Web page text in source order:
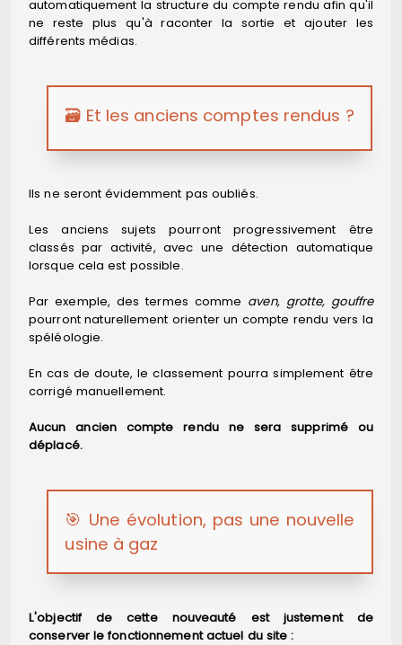
automatiquement la structure du compte rendu afin qu'il
ne reste plus qu'à raconter la sortie et ajouter les
différents médias.
🗃️ Et les anciens comptes rendus ?
Ils ne seront évidemment pas oubliés.
Les anciens sujets pourront progressivement être
classés par activité, avec une détection automatique
lorsque cela est possible.
Par exemple, des termes comme aven, grotte, gouffre
pourront naturellement orienter un compte rendu vers la
spéléologie.
En cas de doute, le classement pourra simplement être
corrigé manuellement.
Aucun ancien compte rendu ne sera supprimé ou
déplacé.
🎯 Une évolution, pas une nouvelle
usine à gaz
L'objectif de cette nouveauté est justement de
conserver le fonctionnement actuel du site :